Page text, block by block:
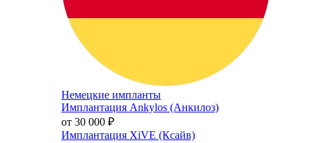
Немецкие импланты
Имплантация Ankylos (Анкилоз)
от 30 000 ₽
Имплантация XiVE (Ксайв)